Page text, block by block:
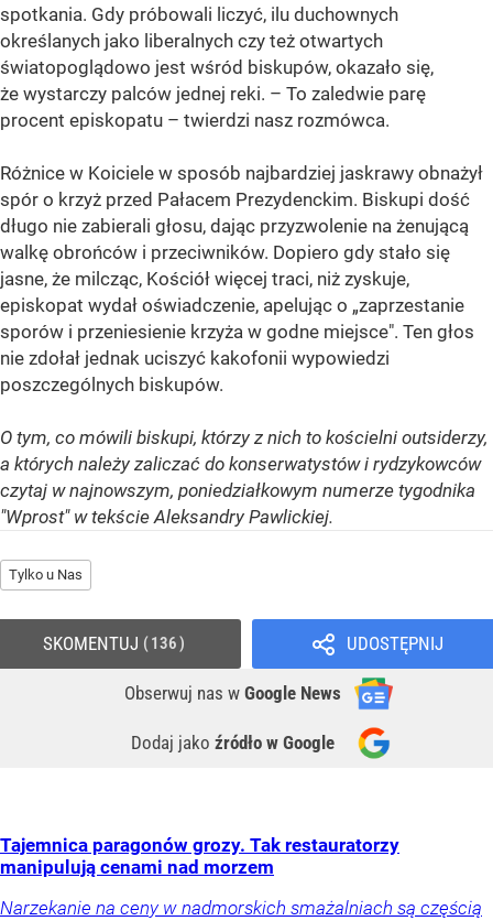
spotkania. Gdy próbowali liczyć, ilu duchownych
określanych jako liberalnych czy też otwartych
światopoglądowo jest wśród biskupów, okazało się,
że wystarczy palców jednej reki. – To zaledwie parę
procent episkopatu – twierdzi nasz rozmówca.
Różnice w Koiciele w sposób najbardziej jaskrawy obnażył
spór o krzyż przed Pałacem Prezydenckim. Biskupi dość
długo nie zabierali głosu, dając przyzwolenie na żenującą
walkę obrońców i przeciwników. Dopiero gdy stało się
jasne, że milcząc, Kościół więcej traci, niż zyskuje,
episkopat wydał oświadczenie, apelując o „zaprzestanie
sporów i przeniesienie krzyża w godne miejsce". Ten głos
nie zdołał jednak uciszyć kakofonii wypowiedzi
poszczególnych biskupów.
O tym, co mówili biskupi, którzy z nich to kościelni outsiderzy,
a których należy zaliczać do konserwatystów i rydzykowców
czytaj w najnowszym, poniedziałkowym numerze tygodnika
"Wprost" w tekście Aleksandry Pawlickiej.
Tylko u Nas
UDOSTĘPNIJ
Obserwuj nas w Google News
Dodaj jako źródło w Google
SKOMENTUJ 136
Tajemnica paragonów grozy. Tak restauratorzy
manipulują cenami nad morzem
Narzekanie na ceny w nadmorskich smażalniach są częścią